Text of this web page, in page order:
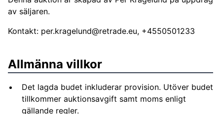
av säljaren.
Kontakt: per.kragelund@retrade.eu, +4550501233
Allmänna villkor
Det lagda budet inkluderar provision. Utöver budet
tillkommer auktionsavgift samt moms enligt
gällande regler.